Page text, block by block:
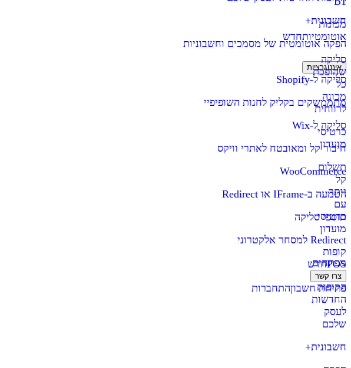
מכונות
אוטומטיותחדש
סליקה
שהופכת
כל
מכונה
לרווחית
כרטיסי
מועדון
תשלום
קל
יותר
עם
כרטיסי
מועדון
קופות
POSחדש
הקופות
החדשות
לעסק
שלכם
חשבונית+
חשבונית+
הפקה אוטומטית של מסמכים וחשבוניות
אינטגרציות
סליקה ל-Shopify
מתממשקים בקליק לחנות השופיפיי
סליקה ל-Wix
חיבור קל ומאובטח לאתרי וויקס
WooCommerce
הטמעה ב-IFrame או Redirect
תוספי סליקה
Redirect למסחר אלקטרוני
מפתחים
צרו קשר
פתיחת חשבוןהתחברות